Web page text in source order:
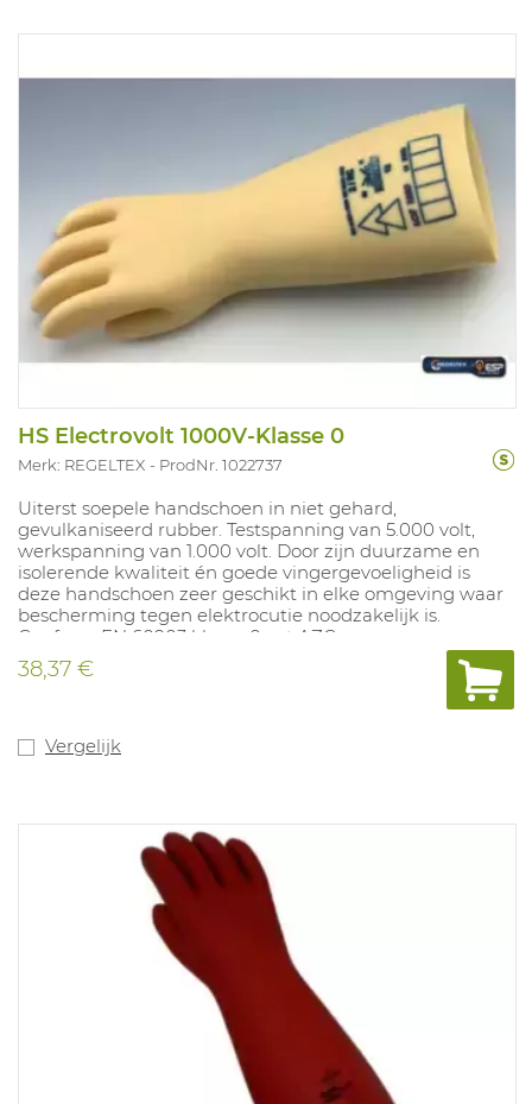
HS Electrovolt 1000V-Klasse 0
Merk: REGELTEX ProdNr. 1022737
Uiterst soepele handschoen in niet gehard,
gevulkaniseerd rubber. Testspanning van 5.000 volt,
werkspanning van 1.000 volt. Door zijn duurzame en
isolerende kwaliteit én goede vingergevoeligheid is
deze handschoen zeer geschikt in elke omgeving waar
bescherming tegen elektrocutie noodzakelijk is.
Conform EN 60903 klasse 0 cat AZC.
38,37 €
Vergelijk